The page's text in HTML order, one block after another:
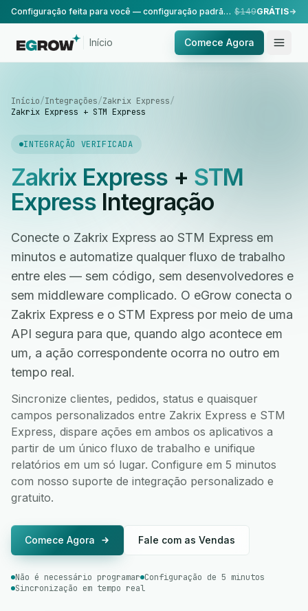
Configuração feita para você — configuração padrão, realizada pela nossa equipe. $149GRÁTIS
Início Comece Agora
Início/Integrações/Zakrix Express/
Zakrix Express + STM Express
INTEGRAÇÃO VERIFICADA
Zakrix Express+ STM
ExpressIntegração
Conecte o Zakrix Express ao STM Express em
minutos e automatize qualquer fluxo de trabalho
entre eles — sem código, sem desenvolvedores e
sem middleware complicado. O eGrow conecta o
Zakrix Express e o STM Express por meio de uma
API segura para que, quando algo acontece em
um, a ação correspondente ocorra no outro em
tempo real.
Sincronize clientes, pedidos, status e quaisquer
campos personalizados entre Zakrix Express e STM
Express, dispare ações em ambos os aplicativos a
partir de um único fluxo de trabalho e unifique
relatórios em um só lugar. Configure em 5 minutos
com nosso suporte de integração personalizado e
gratuito.
Comece Agora Fale com as Vendas
Não é necessário programar Configuração de 5 minutos
Sincronização em tempo real